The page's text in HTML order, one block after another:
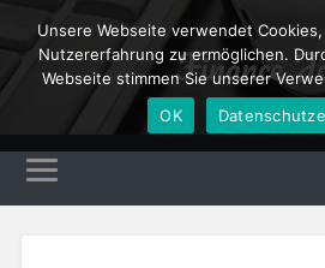
Finance
Unsere Webseite verwendet
Nutzererfahrung zu ermöglichen.
Webseite stimmen Sie unserer
OK